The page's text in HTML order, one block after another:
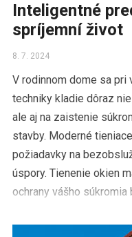
Inteligentné
spríjemní život
8. 7. 2024
V rodinnom dome sa pri
techniky kladie dôraz
ale aj na zaistenie
stavby. Moderné
požiadavky na
úspory. Tienenie okien
ochrany vášho